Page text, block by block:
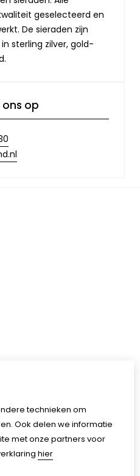
geselecteerd en
De sieraden zijn
sterling zilver, gold-
op
technieken om
Ook delen we informatie
met onze partners voor
hier